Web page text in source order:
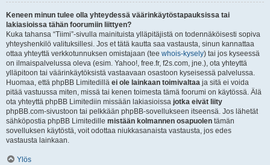
Keneen minun tulee olla yhteydessä väärinkäytöstapauksissa tai
lakiasioissa tähän foorumiin liittyen?
Kuka tahansa “Tiimi”-sivulla mainituista ylläpitäjistä on todennäköisesti sopiva
yhteyshenkilö valituksillesi. Jos et tätä kautta saa vastausta, sinun kannattaa
ottaa yhteyttä verkkotunnuksen omistajaan (tee whois-kysely) tai jos kyseessä
on ilmaispalvelussa oleva (esim. Yahoo!, free.fr, f2s.com, jne.), ota yhteyttä
ylläpitoon tai väärinkäytöksistä vastaavaan osastoon kyseisessä palvelussa.
Huomaa, että phpBB Limitedillä ei ole lainkaan toimivaltaa ja sitä ei voida
pitää vastuussa miten, missä tai kenen toimesta tämä foorumi on käytössä. Älä
ota yhteyttä phpBB Limitediin missään lakiasioissa jotka eivät liity
phpBB.com-sivustoon tai pelkkään phpBB-sovellukseen itseensä. Jos lähetät
sähköpostia phpBB Limitedille mistään kolmannen osapuolen tämän
sovelluksen käytöstä, voit odottaa niukkasanaista vastausta, jos edes
vastausta lainkaan.
Ylös